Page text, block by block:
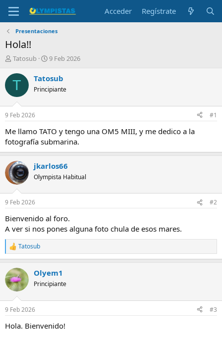
Acceder Regístrate
Presentaciones
Hola!!
I
i
c
a
d
o
r
d
e
t
e
m
a
Tatosub
F
c
a
i
n
i
c
o
9 Feb 2026
T Tatosub
Principiante
9 Feb 2026 #1
Me llamo TATO y tengo una OM5 MIII, y me dedico a la
fotografía submarina.
jkarlos66
Olympista Habitual
9 Feb 2026 #2
Bienvenido al foro.
A ver si nos pones alguna foto chula de esos mares.
R
e
c
c
i
e
:
Tatosub
Olyem1
Principiante
9 Feb 2026 #3
Hola. Bienvenido!